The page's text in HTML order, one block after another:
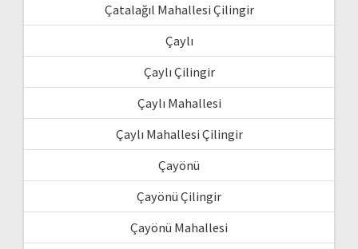
Çatalağıl Mahallesi Çilingir
Çaylı
Çaylı Çilingir
Çaylı Mahallesi
Çaylı Mahallesi Çilingir
Çayönü
Çayönü Çilingir
Çayönü Mahallesi